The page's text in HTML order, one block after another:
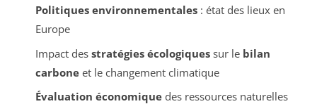
Politiques environnementales: état des lieux en
Europe
Impact des stratégies écologiquessur le bilan
carboneet le changement climatique
Évaluation économiquedes ressources naturelles